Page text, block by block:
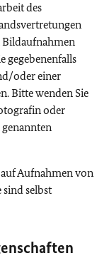
des
Bildaufnahmen
gegebenenfalls
oder einer
Bitte wenden Sie
oder
auf Aufnahmen von
sind selbst